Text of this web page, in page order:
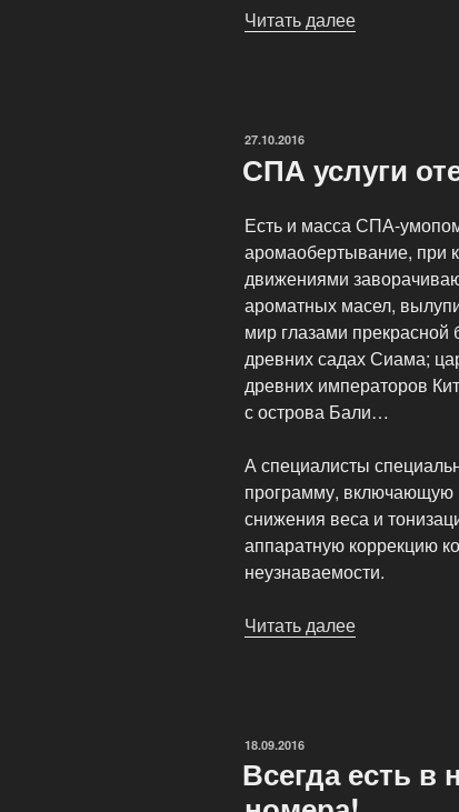
Читать далее
ОПУБЛИКОВАНО
27.10.2016
СПА услуги
Есть и масса СПА-
аромаобертывание, при
движениями
ароматных масел,
мир глазами
древних садах Сиама;
древних императоров
с острова Бали…
А специалисты
программу, включающую
снижения веса и
аппаратную коррекцию
неузнаваемости.
Читать далее
ОПУБЛИКОВАНО
18.09.2016
Всегда есть